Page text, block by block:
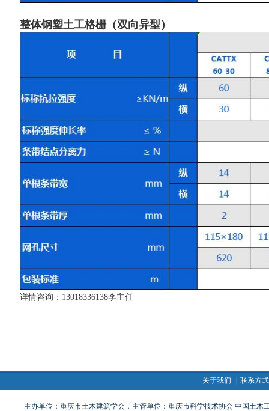
整体钢塑土工格栅（双向异型）
详情咨询：13018336138李主任
关于我们 联系方式
主办单位：重庆市土木建筑学会，主管单位：重庆市科学技术协会 中国土